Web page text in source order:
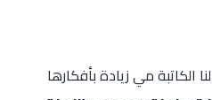
الكاتبة مي زيادة بأفكارها